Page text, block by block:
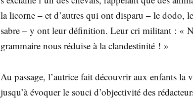
la licorne – et d’autres qui ont dis­pa­ru – le dodo,
sabre – y ont leur défi­ni­tion. Leur cri mili­tant : «
gram­maire nous réduise à la clandestinité ! »
Au pas­sage, l’autrice fait décou­vrir aux enfants la
jusqu’à évo­quer le sou­ci d’ob­jec­ti­vi­té des